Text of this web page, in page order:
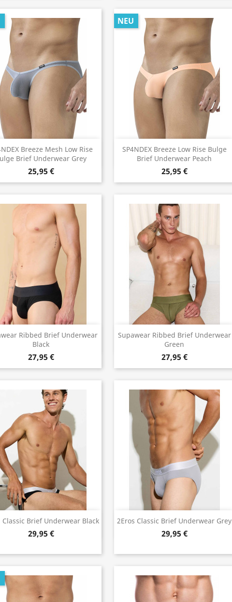
Breeze Mesh Low Rise
Brief Underwear Grey
25,95 €
Vorschau
SP4NDEX Breeze Low Rise Bulge
Brief Underwear Peach
25,95 €
NEU
Vorschau
Ribbed Brief Underwear
Black
27,95 €
Vorschau
Supawear Ribbed Brief Underwear
Green
27,95 €
Vorschau
Classic Brief Underwear Black
29,95 €
Vorschau 2Eros Classic Brief Underwear Grey
29,95 €
Vorschau